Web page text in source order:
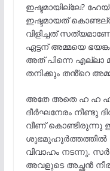
ഇഷ്ടമായില്ലേ?
ഇഷ്ടമായത്
വിളിച്ചത്
ഏട്ടന് അമ്മയെ
അത് പിന്നെ എല്ലാ
തനിക്കും തൻ്റെ
അതേ അതെ ഹ ഹ
ദീർഘനേരം നീണ്ടു
വീണ് കൊണ്ടിരുന്നു
ശുഭമുഹൂർത്തത്തിൽ
വിവാഹം നടന്നു.
അവളുടെ അച്ഛൻ